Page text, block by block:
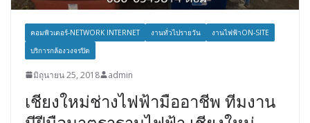
คอมพิวเตอร์-NETWORK INTERNET งานทั่วไปรายวัน
งานไฟฟ้าON-SITE
บริการกล้องวงจรปิด
มิถุนายน 25, 2018 admin
เชียงใหม่ช่างไฟฟ้ามืออาชีพ ทีมงาน